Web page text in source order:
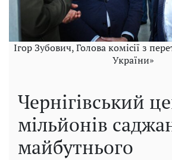
Ігор Зубович, Голова комісії з
України»
Чернігівський
мільйонів
майбутнього